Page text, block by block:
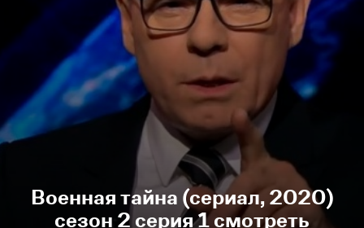
Военная тайна (сериал, 2020)
сезон 2 серия 1 смотреть